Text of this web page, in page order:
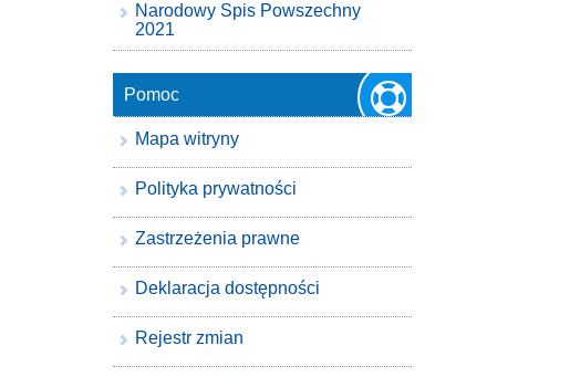
Narodowy Spis Powszechny
2021
Pomoc
Mapa witryny
Polityka prywatności
Zastrzeżenia prawne
Deklaracja dostępności
Rejestr zmian